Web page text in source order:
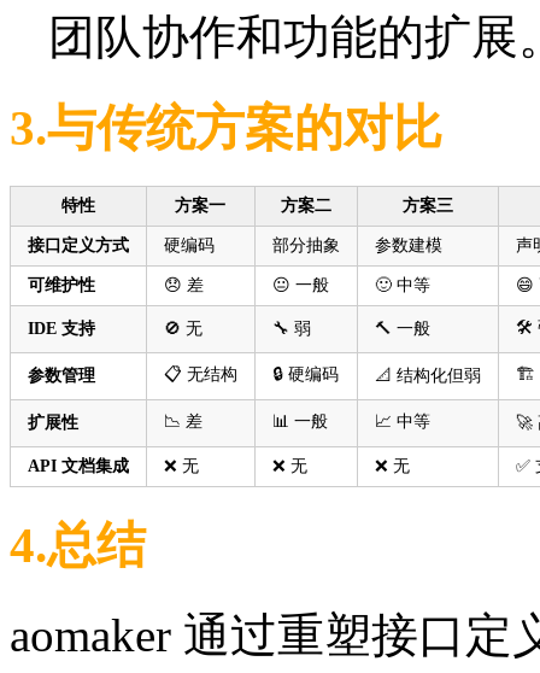
团队协作和功能的扩展
3.与传统方案的对比
特性 方案一 方案二 方案三
接口定义方式 硬编码 部分抽象 参数建模 声
可维护性 😞 差 😐 一般 🙂 中等 😄
IDE 支持 🚫 无 🔧 弱 🔨 一般 🛠️
参数管理 📋 无结构 🔒 硬编码 📐 结构化但弱 🏗️
扩展性 📉 差 📊 一般 📈 中等 🚀
API 文档集成 ❌ 无 ❌ 无 ❌ 无 ✅
4.总结
aomaker 通过重塑接口